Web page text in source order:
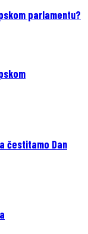
parlamentu?
čestitamo Dan